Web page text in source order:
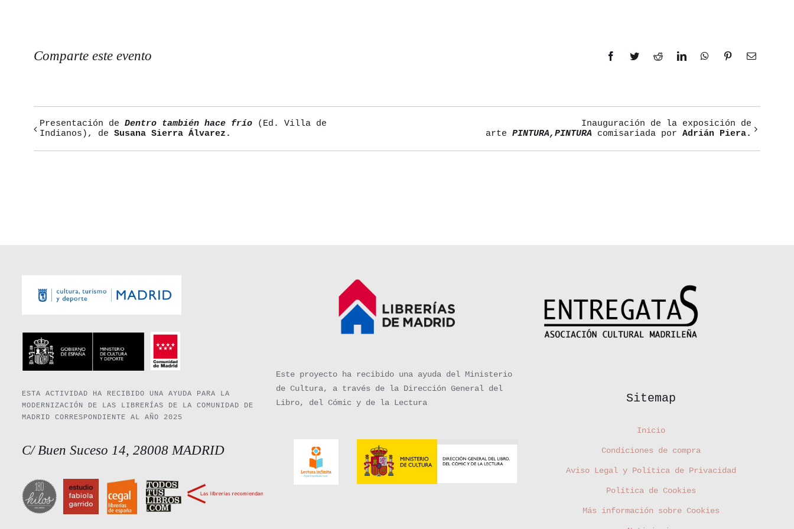
Comparte este evento FacebookTwitterRedditLinkedInWhatsAppPinterestCorreo
Navegación
del
Presentación de Dentro también hace frío (Ed. Villa de
Indianos), de Susana Sierra Álvarez.
Inauguración de la exposición de
arte PINTURA,PINTURA comisariada por Adrián Piera.
ESTA ACTIVIDAD HA RECIBIDO UNA AYUDA PARA LA
MODERNIZACIÓN DE LAS LIBRERÍAS DE LA COMUNIDAD DE
MADRID CORRESPONDIENTE AL AÑO 2025
C/ Buen Suceso 14, 28008 MADRID
Este proyecto ha recibido una ayuda del Ministerio
de Cultura, a través de la Dirección General del
Libro, del Cómic y de la Lectura
Sitemap
Inicio
Condiciones de compra
Aviso Legal y Política de Privacidad
Política de Cookies
Más información sobre Cookies